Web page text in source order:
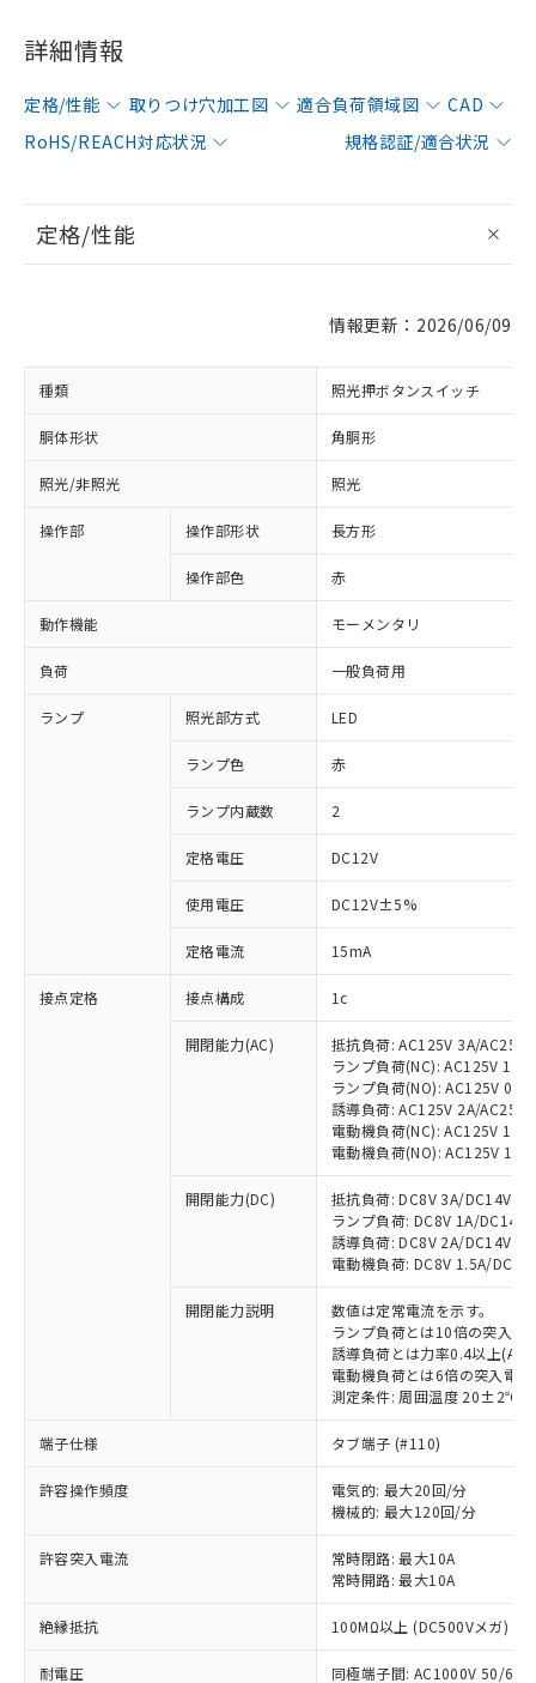
詳細情報
定格/性能 取りつけ穴加工図 適合負荷領域図
CAD
RoHS/REACH対応状況
規格認証/適合状況
定格/性能
情報更新：2026/06/09
種類 照光押ボタンスイッチ
胴体形状 角胴形
照光/非照光 照光
操作部 操作部形状 長方形
操作部色 赤
動作機能 モーメンタリ
負荷 一般負荷用
ランプ 照光部方式 LED
ランプ色 赤
ランプ内蔵数 2
定格電圧 DC12V
使用電圧 DC12V±5%
定格電流 15mA
接点定格 接点構成 1c
開閉能力(AC)
抵抗負荷: AC125V 3A/
ランプ負荷(NC): AC125V 1A/
ランプ負荷(NO): AC125V
誘導負荷: AC125V 2A/
電動機負荷(NC): AC125V
電動機負荷(NO): AC125V 1A/
開閉能力(DC)
抵抗負荷: DC8V 3A/DC14V
ランプ負荷: DC8V 1A/
誘導負荷: DC8V 2A/DC14V
電動機負荷: DC8V 1.5A/
開閉能力説明
数値は定常電流を示す。
ランプ負荷とは10倍の突入電
誘導負荷とは力率0.4以上
電動機負荷とは6倍の突入電
測定条件: 周囲温度 20±2℃
端子仕様 タブ端子 (#110)
許容操作頻度
電気的: 最大20回/分
機械的: 最大120回/分
許容突入電流
常時閉路: 最大10A
常時開路: 最大10A
絶縁抵抗 100MΩ以上 (DC500Vメガ)
耐電圧 同極端子間: AC1000V 50/
以下の条件をお読みいただき、同意のうえ
ご利用ください。
本サービスは、当社制御機器事業取扱
商品の当社在庫状況および標準価格
(税抜)を提供させていただくもので
※1 対応状況
対応済み：EU RoHS指令（10物質）の
非含有に対応した製品が提供可能な商品で
対応予定：EU RoHS指令（10物質）の非含
有に対応した製品に切り替える予定のある
商品です。
対応予定なし：EU RoHS指令（10物質）の
非含有に非対応の商品で、対応品を出す予
定はありません。
調査・確認中：EU RoHS指令（10物質）の
非含有の対応状況を調査中または確認中の
商品です。
非該当品：ライセンス料など無形物で、有
「○」：最大均質材料含有率が中国RoHSの